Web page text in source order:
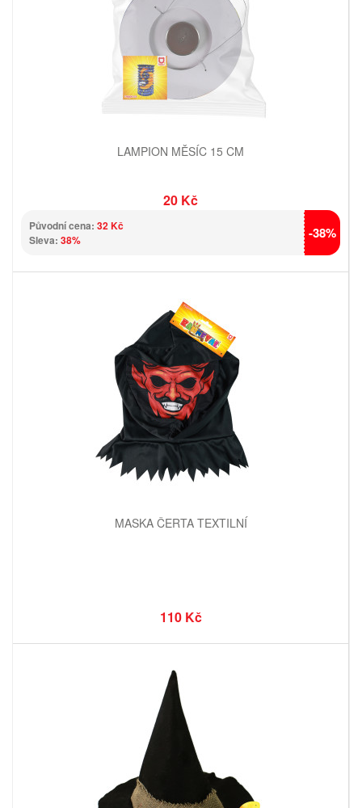
LAMPION MĚSÍC 15 CM
20 Kč
Původní cena: 32 Kč
Sleva: 38% -38%
MASKA ČERTA TEXTILNÍ
110 Kč